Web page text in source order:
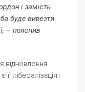
і замість
буде вивезти
– пояснив
відновлення
лібералізація і